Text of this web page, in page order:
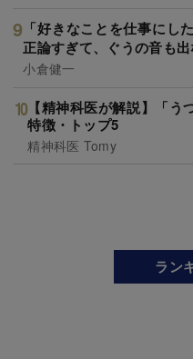
「好きなことを仕事にし
正論すぎて、ぐうの音も
小倉健一
【精神科医が解説】「
特徴・トップ5
精神科医 Tomy
ラン